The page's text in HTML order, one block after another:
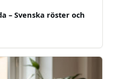
– Svenska röster och